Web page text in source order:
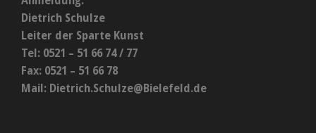
Dietrich Schulze
Leiter der Sparte Kunst
Tel: 0521 – 51 66 74 / 77
Fax: 0521 – 51 66 78
Mail: Dietrich.Schulze@Bielefeld.de